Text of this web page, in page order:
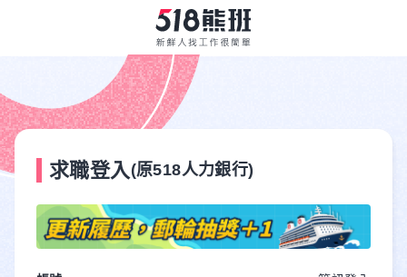
求職登入 (原518人力銀行)